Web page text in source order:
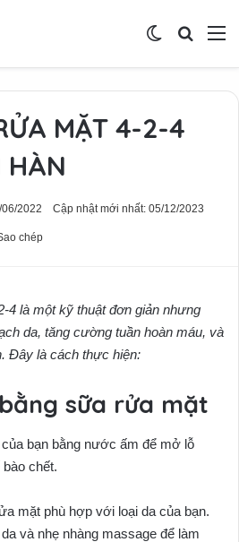
Tìm
Switch skin
MẶT 4-2-4
HÀN
2022 Cập nhật mới nhất: 05/12/2023
chép
4 là một kỹ thuật đơn giản nhưng
da, tăng cường tuần hoàn máu, và
Đây là cách thực hiện:
sữa rửa mặt
bạn bằng nước ấm để mở lỗ
chết.
mặt phù hợp với loại da của bạn.
và nhẹ nhàng massage để làm